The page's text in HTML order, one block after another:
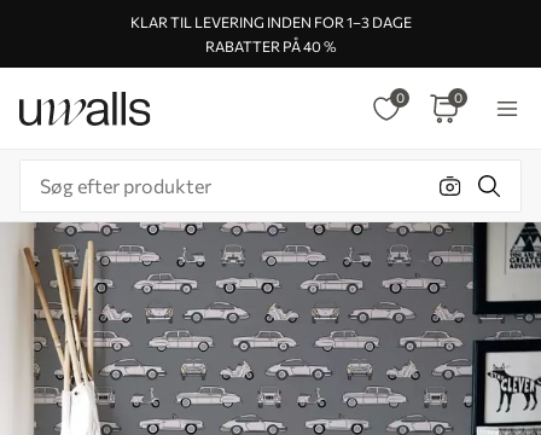
KLAR TIL LEVERING INDEN FOR 1–3 DAGE
RABATTER PÅ 40 %
0 0